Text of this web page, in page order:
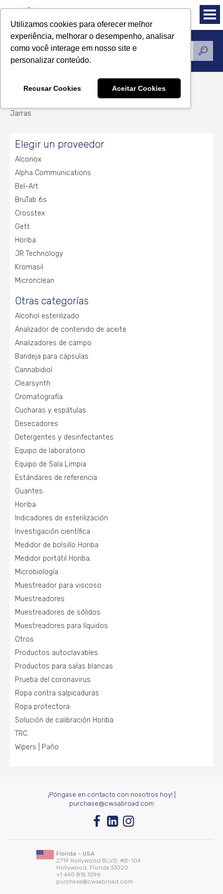
Utilizamos cookies para oferecer melhor
experiência, melhorar o desempenho, analisar
como você interage em nosso site e
personalizar conteúdo.
Recusar Cookies Aceitar Cookies
Productos
Jarras
Jarras
Elegir un proveedor
Alconox
Alpha Communications
Bel-Art
BruTab 6s
Crosstex
Gett
Horiba
JR Technology
Kromasil
Micronclean
Otras categorías
Alcohol esterilizado
Analizador de contenido de aceite
Analizadores de campo
Bandeja para cápsulas
Cannabidiol
Clearsynth
Cromatografía
Cucharas y espátulas.
Desecadores
Detergentes y desinfectantes
Equipo de laboratorio
Equipo de Sala Limpia
Estándares de referencia
Guantes
Horiba
Indicadores de esterilización
Investigación científica
Medidor de bolsillo Horiba
Medidor portátil Horiba.
Microbiología
Muestreador para viscoso
Muestreadores
Muestreadores de sólidos
Muestreadores para líquidos
Otros
Productos autoclavables
Productos para salas blancas
Prueba del coronavirus
Ropa contra salpicaduras
Ropa protectora
Solución de calibración Horiba
TRC
Wipers | Paño
¡Póngase en contacto con nosotros hoy!
purchase@cwsabroad.com
Florida – USA
2719 Hollywood BLVD, #B-104
Hollywood, Florida 33020
+1 440 815 1096
purchase@cwsabroad.com